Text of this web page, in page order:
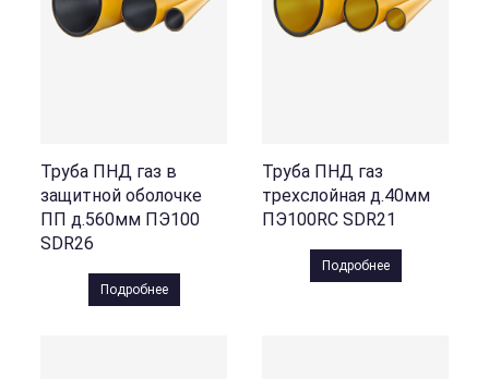
Труба ПНД газ в
защитной оболочке
ПП д.560мм ПЭ100
SDR26
Подробнее
Труба ПНД газ
трехслойная д.40мм
ПЭ100RC SDR21
Подробнее